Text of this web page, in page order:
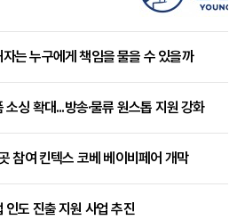
는 누구에게 책임을 물을 수 있을까
싱 확대...방송·물류 원스톱 지원 강화
참여 킨텍스 코베 베이비페어 개막
인도 진출 지원 사업 추진